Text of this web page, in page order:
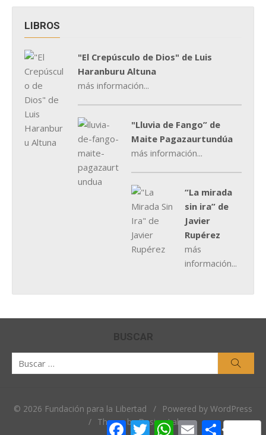
LIBROS
"El Crepúsculo de Dios" de Luis
Haranburu Altuna
más información...
"Lluvia de Fango” de
Maite Pagazaurtundúa
más información...
“La mirada
sin ira” de
Javier
Rupérez
más
información...
BUSCAR
© 2026 Fundación para la Libertad /
Powered by WordPress
/ Theme by Design Lab
Facebook
TwitterWhatsApp
EmailCompartir